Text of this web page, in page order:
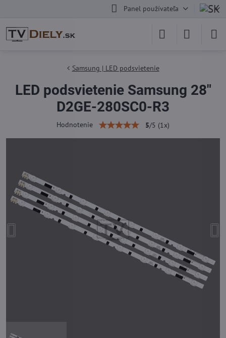
Panel používateľa
Samsung | LED podsvietenie
LED podsvietenie Samsung 28"
D2GE-280SC0-R3
Hodnotenie 5/5 (1 x)